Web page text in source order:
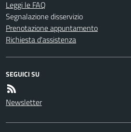
Leggi le FAQ
Segnalazione disservizio
Prenotazione appuntamento
Richiesta d'assistenza
SEGUICI SU
Newsletter